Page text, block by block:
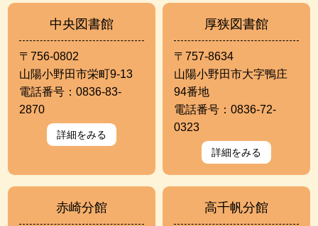
中央図書館
〒756-0802
山陽小野田市栄町9-13
電話番号：0836-83-
2870
詳細をみる
厚狭図書館
〒757-8634
山陽小野田市大字鴨庄
94番地
電話番号：0836-72-
0323
詳細をみる
赤崎分館 高千帆分館